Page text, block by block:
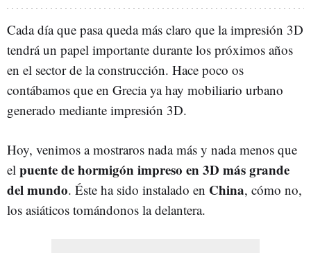
Cada día que pasa queda más claro que la impresión 3D
tendrá un papel importante durante los próximos años
en el sector de la construcción. Hace poco os
contábamos que en Grecia ya hay mobiliario urbano
generado mediante impresión 3D.
Hoy, venimos a mostraros nada más y nada menos que
el puente de hormigón impreso en 3D más grande
del mundo. Éste ha sido instalado en China, cómo no,
los asiáticos tomándonos la delantera.